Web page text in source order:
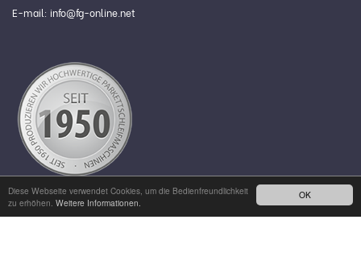
OK
Diese Webseite verwendet Cookies, um die Bedienfreundlichkeit
zu erhöhen. Weitere Informationen.
E-mail: info@fg-online.net